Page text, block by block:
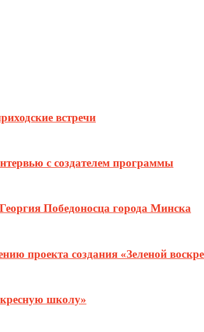
встречи
с создателем программы
Победоносца города Минска
проекта создания «Зеленой
школу»